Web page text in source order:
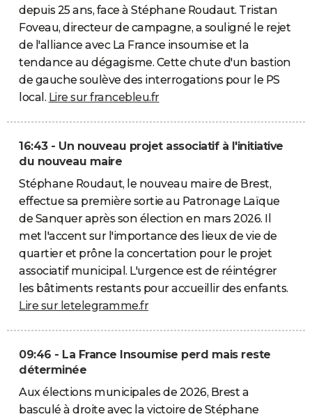
depuis 25 ans, face à Stéphane Roudaut. Tristan
Foveau, directeur de campagne, a souligné le rejet
de l'alliance avec La France insoumise et la
tendance au dégagisme. Cette chute d'un bastion
de gauche soulève des interrogations pour le PS
local. Lire sur francebleu.fr
16:43 - Un nouveau projet associatif à l'initiative
du nouveau maire
Stéphane Roudaut, le nouveau maire de Brest,
effectue sa première sortie au Patronage Laïque
de Sanquer après son élection en mars 2026. Il
met l'accent sur l'importance des lieux de vie de
quartier et prône la concertation pour le projet
associatif municipal. L'urgence est de réintégrer
les bâtiments restants pour accueillir des enfants.
Lire sur letelegramme.fr
09:46 - La France Insoumise perd mais reste
déterminée
Aux élections municipales de 2026, Brest a
basculé à droite avec la victoire de Stéphane